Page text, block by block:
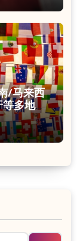
/马来西
多地